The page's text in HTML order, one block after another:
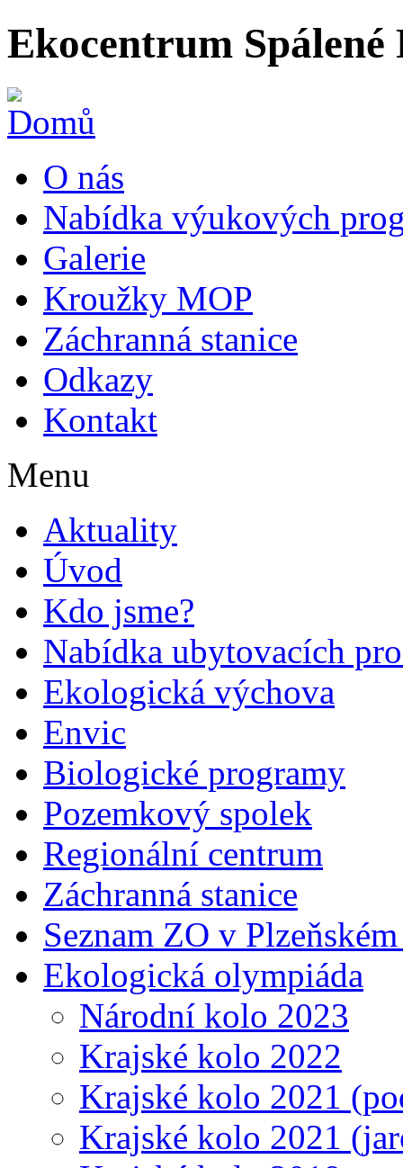
Ekocentrum Spálené
O nás
Nabídka výukových
Galerie
Kroužky MOP
Záchranná stanice
Odkazy
Kontakt
Menu
Aktuality
Úvod
Kdo jsme?
Nabídka ubytovacích
Ekologická výchova
Envic
Biologické programy
Pozemkový spolek
Regionální centrum
Záchranná stanice
Seznam ZO v
Ekologická olympiáda
Národní kolo 2023
Krajské kolo 2022
Krajské kolo 2021
Krajské kolo 2021